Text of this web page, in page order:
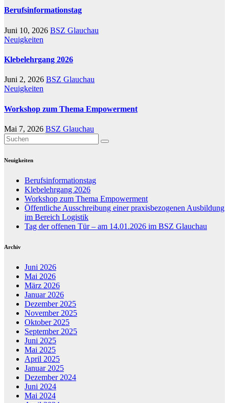
Berufsinformationstag
Juni 10, 2026 BSZ Glauchau
Neuigkeiten
Klebelehrgang 2026
Juni 2, 2026 BSZ Glauchau
Neuigkeiten
Workshop zum Thema Empowerment
Mai 7, 2026 BSZ Glauchau
Neuigkeiten
Berufsinformationstag
Klebelehrgang 2026
Workshop zum Thema Empowerment
Öffentliche Ausschreibung einer praxisbezogenen Ausbildung
im Bereich Logistik
Tag der offenen Tür – am 14.01.2026 im BSZ Glauchau
Archiv
Juni 2026
Mai 2026
März 2026
Januar 2026
Dezember 2025
November 2025
Oktober 2025
September 2025
Juni 2025
Mai 2025
April 2025
Januar 2025
Dezember 2024
Juni 2024
Mai 2024